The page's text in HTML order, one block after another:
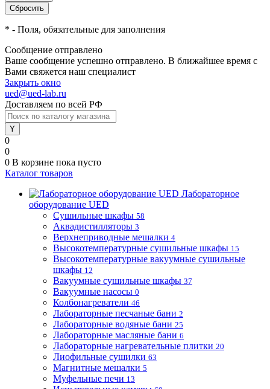
* - Поля, обязательные для заполнения
Сообщение отправлено
Ваше сообщение успешно отправлено. В ближайшее время с
Вами свяжется наш специалист
Закрыть окно
ued@ued-lab.ru
Доставляем по всей РФ
0
0
0 В корзине пока пусто
Каталог товаров
Лабораторное
оборудование UED
Сушильные шкафы 58
Аквадистилляторы 3
Верхнеприводные мешалки 4
Высокотемпературные сушильные шкафы 15
Высокотемпературные вакуумные сушильные
шкафы 12
Вакуумные сушильные шкафы 37
Вакуумные насосы 0
Колбонагреватели 46
Лабораторные песчаные бани 2
Лабораторные водяные бани 25
Лабораторные масляные бани 6
Лабораторные нагревательные плитки 20
Лиофильные сушилки 63
Магнитные мешалки 5
Муфельные печи 13